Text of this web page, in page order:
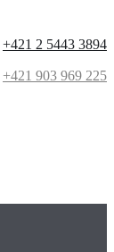
+421 2 5443 3894
+421 903 969 225